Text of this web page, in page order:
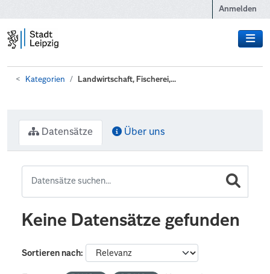
Anmelden
Kategorien Landwirtschaft, Fischerei,...
Datensätze Über uns
Keine Datensätze gefunden
Sortieren nach